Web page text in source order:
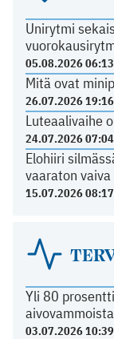
Unirytmi
05.08.2026 06:13
Mitä ovat
26.07.2026 19:16
Luteaalivaihe
24.07.2026 07:04
Elohiiri
vaaraton vaiva
15.07.2026 08:17
Yli 80
03.07.2026 10:39